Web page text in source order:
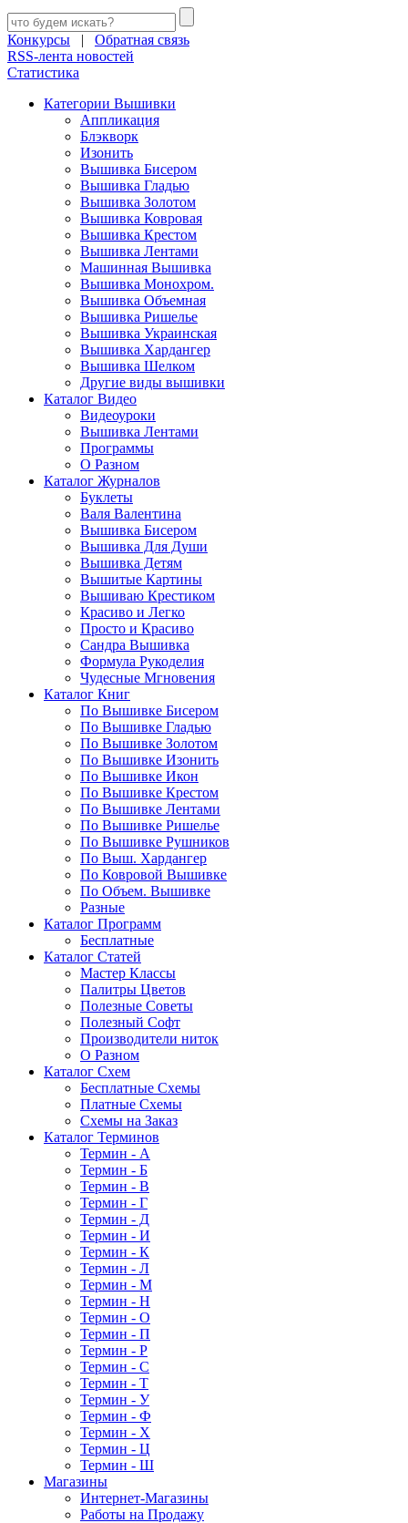
Конкурсы | Обратная связь
RSS-лента новостей
Статистика
Категории Вышивки
Аппликация
Блэкворк
Изонить
Вышивка Бисером
Вышивка Гладью
Вышивка Золотом
Вышивка Ковровая
Вышивка Крестом
Вышивка Лентами
Машинная Вышивка
Вышивка Монохром.
Вышивка Объемная
Вышивка Ришелье
Вышивка Украинская
Вышивка Хардангер
Вышивка Шелком
Другие виды вышивки
Каталог Видео
Видеоуроки
Вышивка Лентами
Программы
О Разном
Каталог Журналов
Буклеты
Валя Валентина
Вышивка Бисером
Вышивка Для Души
Вышивка Детям
Вышитые Картины
Вышиваю Крестиком
Красиво и Легко
Просто и Красиво
Сандра Вышивка
Формула Рукоделия
Чудесные Мгновения
Каталог Книг
По Вышивке Бисером
По Вышивке Гладью
По Вышивке Золотом
По Вышивке Изонить
По Вышивке Икон
По Вышивке Крестом
По Вышивке Лентами
По Вышивке Ришелье
По Вышивке Рушников
По Выш. Хардангер
По Ковровой Вышивке
По Объем. Вышивке
Разные
Каталог Программ
Бесплатные
Каталог Статей
Мастер Классы
Палитры Цветов
Полезные Советы
Полезный Софт
Производители ниток
О Разном
Каталог Схем
Бесплатные Схемы
Платные Схемы
Схемы на Заказ
Каталог Терминов
Термин - А
Термин - Б
Термин - В
Термин - Г
Термин - Д
Термин - И
Термин - К
Термин - Л
Термин - М
Термин - Н
Термин - О
Термин - П
Термин - Р
Термин - С
Термин - Т
Термин - У
Термин - Ф
Термин - Х
Термин - Ц
Термин - Ш
Магазины
Интернет-Магазины
Работы на Продажу